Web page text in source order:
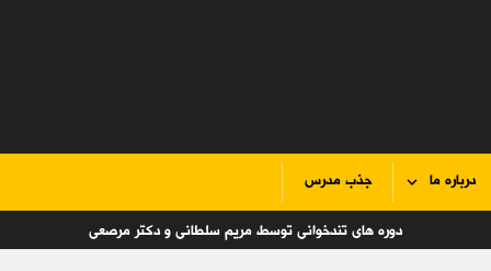
درباره ما جذب مدرس
دوره های تندخوانی توسط مریم سلطانی و دکتر مرصعی